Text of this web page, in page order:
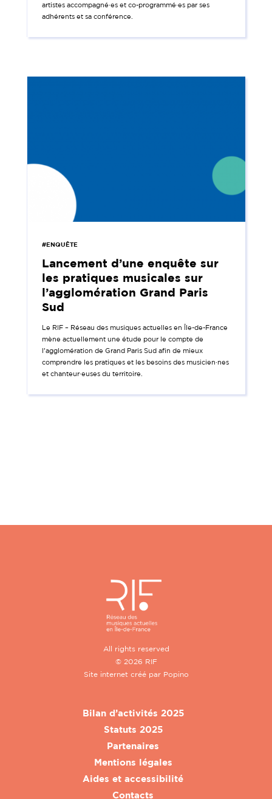
artistes accompagné·es et co-programmé·es par ses
adhérents et sa conférence.
#ENQUÊTE
Lancement d’une enquête sur
les pratiques musicales sur
l’agglomération Grand Paris
Sud
Le RIF – Réseau des musiques actuelles en Île-de-France
mène actuellement une étude pour le compte de
l’agglomération de Grand Paris Sud afin de mieux
comprendre les pratiques et les besoins des musicien·nes
et chanteur·euses du territoire.
All rights reserved
© 2026 RIF
Site internet créé par Popino
Bilan d’activités 2025
Statuts 2025
Partenaires
Mentions légales
Aides et accessibilité
Contacts